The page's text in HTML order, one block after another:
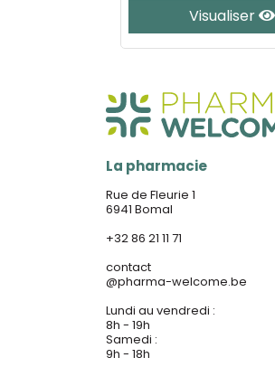
Visualiser
La pharmacie
Rue de Fleurie 1
6941 Bomal
+32 86 21 11 71
contact
@pharma-welcome.be
Lundi au vendredi :
8h - 19h
Samedi :
9h - 18h